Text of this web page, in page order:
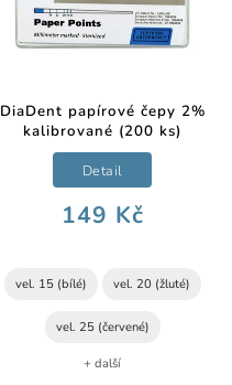
DiaDent papírové čepy 2%
kalibrované (200 ks)
149 Kč
Detail
vel. 15 (bílé) vel. 20 (žluté)
vel. 25 (červené)
+ další